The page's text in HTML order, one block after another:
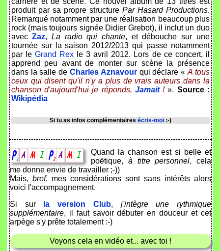
produit par sa propre structure Par Hasard Productions.
Remarqué notamment par une réalisation beaucoup plus
rock (mais toujours signée Didier Grebot), il inclut un duo
avecZaz,La radio qui chante, et débouche sur une
tournée sur la saison 2012/2013 qui passe notamment
par le Grand Rex le 3 avril 2012. Lors de ce concert, il
apprend peu avant de monter sur scène la présence
dans la salle de Charles Aznavourqui déclare «A tous
ceux qui disent qu'il n'y a plus de vrais auteurs dans la
chanson d'aujourd'hui je réponds, Jamait!». Source :
Wikipédia
Si tu as infos complémentaires écris-moi:-)
Quand la chanson est si belle et
poëtique, à titre personnel, cela
me donne envie de travailler ;-))
Mais, bref, mes considérations sont sans intérêts alors
voici l'accompagnement.
Si sur
la version Club, j'intègre une rythmique
supplémentaire, il faut savoir débuter en douceur et cet
arpège s'y prête totalement :-)
Voyons cela en vidéo et... avec toi !